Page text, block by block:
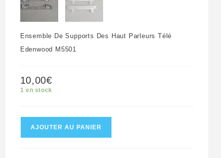
Ensemble De Supports Des Haut Parleurs Télé
Edenwood M5501
10,00€
1 en stock
quantité
de
AJOUTER AU PANIER